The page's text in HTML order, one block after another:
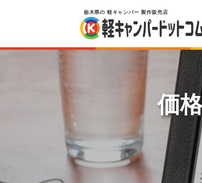
栃木県の 軽キャンパー 製作販売店
価